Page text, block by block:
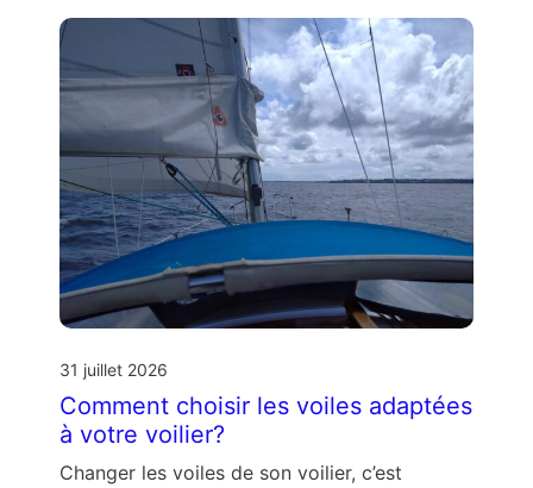
31 juillet 2026
Comment choisir les voiles adaptées
à votre voilier?
Changer les voiles de son voilier, c’est